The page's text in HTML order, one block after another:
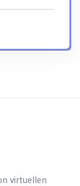
virtuellen